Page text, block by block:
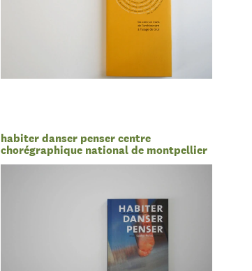
habiter danser penser centre
chorégraphique national de montpellier